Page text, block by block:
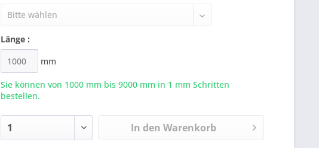
Länge :
mm
Sie können von 1000 mm bis9000 mm in 1 mm Schritten
bestellen.
In den Warenkorb